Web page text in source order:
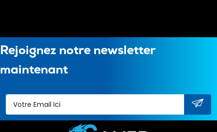
Rejoignez notre newsletter
maintenant